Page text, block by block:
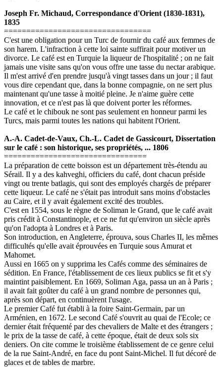
Joseph Fr. Michaud, Correspondance d'Orient (1830-1831),
1835
=================================
C'est une obligation pour un Turc de fournir du café aux femmes de
son harem. L'infraction à cette loi sainte suffirait pour motiver un
divorce. Le café est en Turquie la liqueur de l'hospitalité ; on ne fait
jamais une visite sans qu'on vous offre une tasse du nectar arabique.
Il m'est arrivé d'en prendre jusqu'à vingt tasses dans un jour ; il faut
vous dire cependant que, dans la bonne compagnie, on ne sert plus
maintenant qu'une tasse à moitié pleine. Je n'aime guère cette
innovation, et ce n'est pas là que doivent porter les réformes.
Le café et le chibouk ne sont pas seulement en honneur parmi les
Turcs, mais parmi toutes les nations qui habitent l'Orient.
A.-A. Cadet-de-Vaux, Ch.-L. Cadet de Gassicourt, Dissertation
sur le café : son historique, ses propriétés, ... 1806
================================
La préparation de cette boisson est un département très-étendu au
Sérail. Il y a des kahveghi, officiers du café, dont chacun préside
vingt ou trente batlagis, qui sont des employés chargés de préparer
cette liqueur. Le café ne s'était pas introduit sans moins d'obstacles
au Caire, et il y avait également excité des troubles.
C'est en 1554, sous le règne de Soliman le Grand, que le café avait
pris crédit à Constantinople, et ce ne fut qu'environ un siècle après
qu'on l'adopta à Londres et à Paris.
Son introduction, en Angleterre, éprouva, sous Charles II, les mêmes
difficultés qu'elle avait éprouvées en Turquie sous Amurat et
Mahomet.
Aussi en 1665 on y supprima les Cafés comme des séminaires de
sédition. En France, l'établissement de ces lieux publics se fit et s'y
maintint paisiblement. En 1669, Soliman Aga, passa un an à Paris ;
il avait fait goûter du café à un grand nombre de personnes qui,
après son départ, en continuèrent l'usage.
Le premier Café fut établi à la foire Saint-Germain, par un
Arménien, en 1672. Le second Café s'ouvrit au quai de l'Ecole; ce
dernier était fréquenté par des chevaliers de Malte et des étrangers ;
le prix de la tasse de café, à cette époque, était de deux sols six
deniers. On cite comme le troisième établissement de ce genre celui
de la rue Saint-André, en face du pont Saint-Michel. Il fut décoré de
glaces et de tables de marbre.